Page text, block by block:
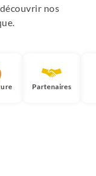
nos
Partenaires